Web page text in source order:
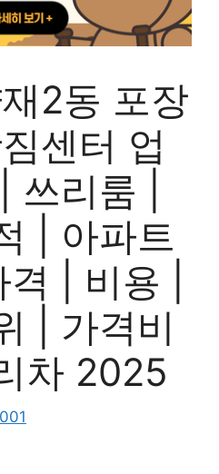
2동 포장
센터 업
리룸 |
| 아파트
| 비용 |
| 가격비
차 2025